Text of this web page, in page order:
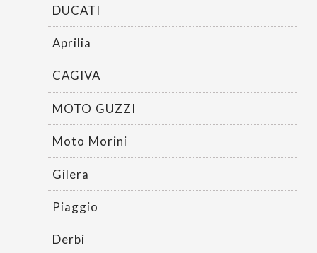
DUCATI
Aprilia
CAGIVA
MOTO GUZZI
Moto Morini
Gilera
Piaggio
Derbi